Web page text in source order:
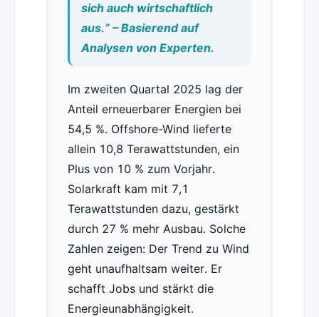
sich auch wirtschaftlich
aus.” – Basierend auf
Analysen von Experten.
Im zweiten Quartal 2025 lag der
Anteil erneuerbarer Energien bei
54,5 %. Offshore-Wind lieferte
allein 10,8 Terawattstunden, ein
Plus von 10 % zum Vorjahr.
Solarkraft kam mit 7,1
Terawattstunden dazu, gestärkt
durch 27 % mehr Ausbau. Solche
Zahlen zeigen: Der Trend zu Wind
geht unaufhaltsam weiter. Er
schafft Jobs und stärkt die
Energieunabhängigkeit.